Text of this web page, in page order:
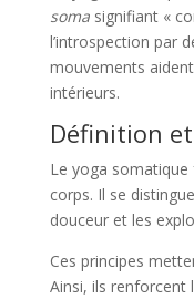
somasignifiant «
l’introspection par
mouvements
intérieurs.
Définition
Le yoga somatique
corps. Il se
douceur et les
Ces principes
Ainsi, ils